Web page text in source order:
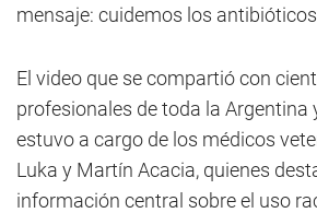
mensaje: cuidemos los
El video que se compartió con
profesionales de toda la Argentina
estuvo a cargo de los médicos
Luka y Martín Acacia, quienes
información central sobre el uso